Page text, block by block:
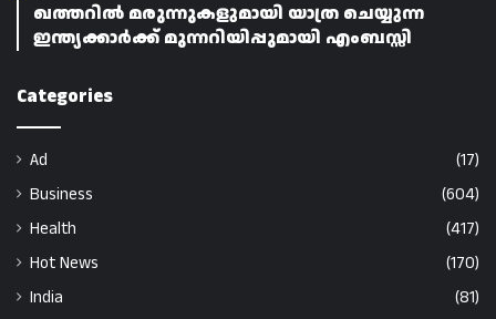
ഖത്തറിൽ മരുന്നുകളുമായി യാത്ര ചെയ്യുന്ന
ഇന്ത്യക്കാർക്ക് മുന്നറിയിപ്പുമായി എംബസ്സി
Categories
Ad
(17)
Business
(604)
Health
(417)
Hot News
(170)
India
(81)